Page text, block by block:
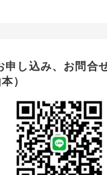
申し込み、お問合
）